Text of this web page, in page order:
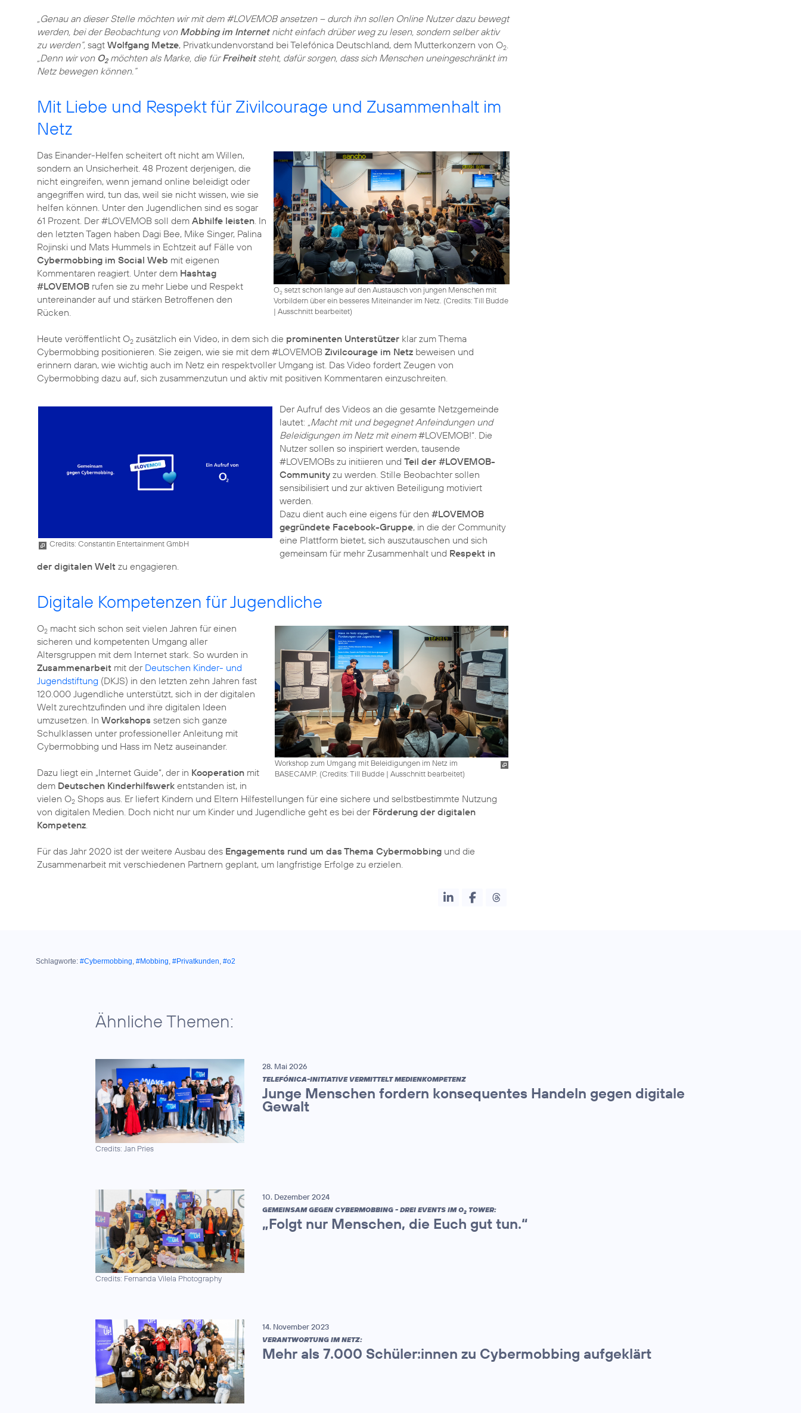
„Genau an dieser Stelle möchten wir mit dem #LOVEMOB ansetzen – durch ihn sollen Online Nutzer dazu bewegt
werden, bei der Beobachtung von Mobbing im Internetnicht einfach drüber weg zu lesen, sondern selber aktiv
zu werden“, sagt Wolfgang Metze, Privatkundenvorstand bei Telefónica Deutschland, dem Mutterkonzern von O2.
„Denn wir von O2möchten als Marke, die fürFreiheitsteht, dafür sorgen, dass sich Menschen uneingeschränkt im
Netz bewegen können.“
Mit Liebe und Respekt für Zivilcourage und Zusammenhalt im
Netz
O2setzt schon lange auf den Austausch von jungen Menschen mit
Vorbildern über ein besseres Miteinander im Netz. (Credits: Till Budde
| Ausschnitt bearbeitet)
Das Einander-Helfen scheitert oft nicht am Willen,
sondern an Unsicherheit. 48 Prozent derjenigen, die
nicht eingreifen, wenn jemand online beleidigt oder
angegriffen wird, tun das, weil sie nicht wissen, wie sie
helfen können. Unter den Jugendlichen sind es sogar
61 Prozent. Der #LOVEMOB soll dem Abhilfe leisten. In
den letzten Tagen haben Dagi Bee, Mike Singer, Palina
Rojinski und Mats Hummels in Echtzeit auf Fälle von
Cybermobbing im Social Web mit eigenen
Kommentaren reagiert. Unter dem Hashtag
#LOVEMOB rufen sie zu mehr Liebe und Respekt
untereinander auf und stärken Betroffenen den
Rücken.
Heute veröffentlicht O2 zusätzlich ein Video, in dem sich die prominenten Unterstützer klar zum Thema
Cybermobbing positionieren. Sie zeigen, wie sie mit dem #LOVEMOB Zivilcourage im Netz beweisen und
erinnern daran, wie wichtig auch im Netz ein respektvoller Umgang ist. Das Video fordert Zeugen von
Cybermobbing dazu auf, sich zusammenzutun und aktiv mit positiven Kommentaren einzuschreiten.
Credits: Constantin Entertainment GmbH
Der Aufruf des Videos an die gesamte Netzgemeinde
lautet: „Macht mit und begegnet Anfeindungen und
Beleidigungen im Netz mit einem#LOVEMOB!“. Die
Nutzer sollen so inspiriert werden, tausende
#LOVEMOBs zu initiieren und Teil der #LOVEMOB-
Communityzu werden. Stille Beobachter sollen
sensibilisiert und zur aktiven Beteiligung motiviert
werden.
Dazu dient auch eine eigens für den #LOVEMOB
gegründete Facebook-Gruppe, in die der Community
eine Plattform bietet, sich auszutauschen und sich
gemeinsam für mehr Zusammenhalt und Respekt in
der digitalen Welt zu engagieren.
Digitale Kompetenzen für Jugendliche
Workshop zum Umgang mit Beleidigungen im Netz im
BASECAMP. (Credits: Till Budde| Ausschnitt bearbeitet)
O2 macht sich schon seit vielen Jahren für einen
sicheren und kompetenten Umgang aller
Altersgruppen mit dem Internet stark. So wurden in
Zusammenarbeit mit der Deutschen Kinder- und
Jugendstiftung (DKJS) in den letzten zehn Jahren fast
120.000 Jugendliche unterstützt, sich in der digitalen
Welt zurechtzufinden und ihre digitalen Ideen
umzusetzen. In Workshops setzen sich ganze
Schulklassen unter professioneller Anleitung mit
Cybermobbing und Hass im Netz auseinander.
Dazu liegt ein „Internet Guide“, der in Kooperation mit
dem Deutschen Kinderhilfswerk entstanden ist, in
vielen O2 Shops aus. Er liefert Kindern und Eltern Hilfestellungen für eine sichere und selbstbestimmte Nutzung
von digitalen Medien. Doch nicht nur um Kinder und Jugendliche geht es bei der Förderung der digitalen
Kompetenz.
Für das Jahr 2020 ist der weitere Ausbau des Engagements rund um das Thema Cybermobbing und die
Schlagworte: #Cybermobbing, #Mobbing, #Privatkunden, #o2
Ähnliche Themen:
Credits: Jan Pries
28. Mai 2026
TELEFÓNICA-INITIATIVE VERMITTELT MEDIENKOMPETENZ
Junge Menschen fordern konsequentes Handeln gegen digitale
Gewalt
Credits: Fernanda Vilela Photography
10. Dezember 2024
GEMEINSAM GEGEN CYBERMOBBING - DREI EVENTS IM O2 TOWER:
„Folgt nur Menschen, die Euch gut tun.“
14. November 2023
VERANTWORTUNG IM NETZ:
Mehr als 7.000 Schüler:innen zu Cybermobbing aufgeklärt